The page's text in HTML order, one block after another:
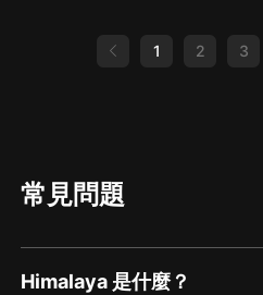
1 2 3
常見問題
Himalaya 是什麼？